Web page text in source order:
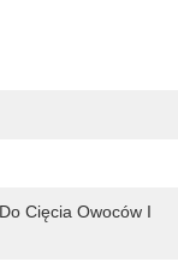
Cięcia Owoców I